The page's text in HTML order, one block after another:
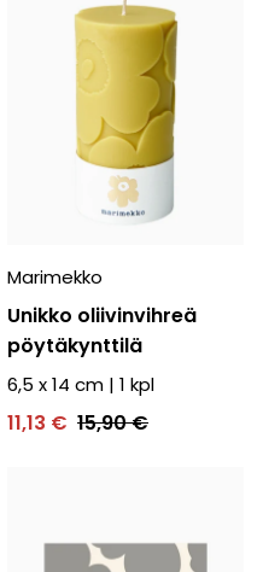
Marimekko
Unikko oliivinvihreä
pöytäkynttilä
6,5 x 14 cm | 1 kpl
11,13 € 15,90 €